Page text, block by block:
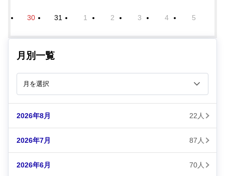
30 31 1 2 3 4 5
月別一覧
2026年8月 22人
2026年7月 87人
2026年6月 70人